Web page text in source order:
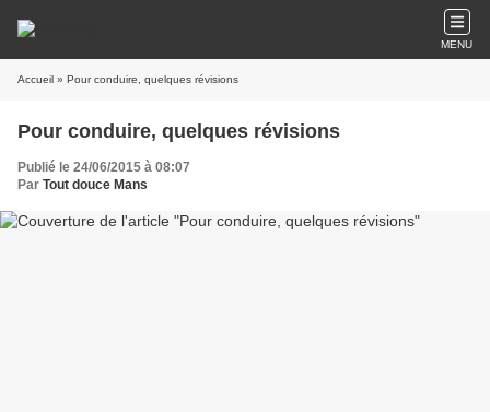
MENU
Accueil » Pour conduire, quelques révisions
Pour conduire, quelques révisions
Publié le 24/06/2015 à 08:07
Par Tout douce Mans